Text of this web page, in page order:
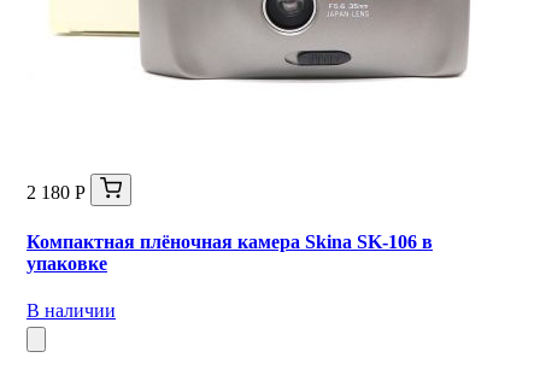
2 180 Р
Компактная плёночная камера Skina SK-106 в
упаковке
В наличии